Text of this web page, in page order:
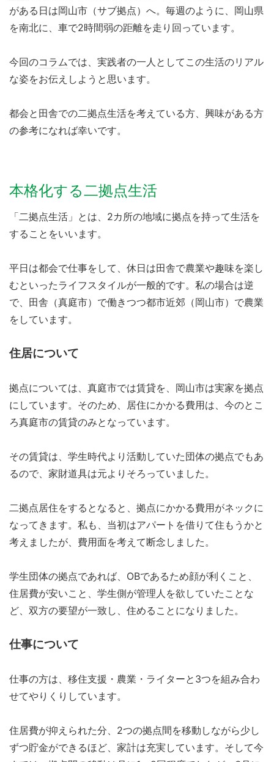
がある日は岡山市（サブ拠点）へ。毎週のように、岡山県
を南北に、車で2時間弱の距離を走り回っています。
今回のコラムでは、実践者の一人としてこの生活のリアル
な姿をお伝えしようと思います。
都会と田舎での二拠点生活を考えている方、興味がある方
の参考になれば幸いです。
本格化する二拠点生活
「二拠点生活」とは、2カ所の地域に拠点を持って生活を
することをいいます。
平日は都会で仕事をして、休日は田舎で農業や趣味を楽し
むといったライフスタイルが一般的です。私の場合は逆
で、田舎（真庭市）で働きつつ都市近郊（岡山市）で農業
をしています。
住居について
拠点については、真庭市では賃貸を、岡山市は実家を拠点
にしています。そのため、居住にかかる費用は、今のとこ
ろ真庭市の賃貸のみとなっています。
その賃貸は、学生時代より活動していた団体の拠点でもあ
るので、家財道具は元よりそろっていました。
二拠点居住をするとなると、拠点にかかる費用がネックに
なってきます。私も、当初はアパートを借りて住もうかと
考えましたが、費用面を考えて断念しました。
学生団体の拠点であれば、OBであるため顔が利くこと、
住居費が安いこと、学生側が管理人を欲していたことな
ど、双方の要望が一致し、住めることになりました。
仕事について
仕事の方は、移住支援・農業・ライターと3つを組み合わ
せてやりくりしています。
住居費が抑えられた分、2つの拠点間を移動しながら少し
ずつ貯金ができるほど、家計は充実しています。そして今